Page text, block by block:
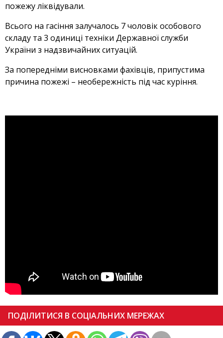
пожежу ліквідували.
Всього на гасіння залучалось 7 чоловік особового
складу та 3 одиниці техніки Державної служби
України з надзвичайних ситуацій.
За попередніми висновками фахівців, припустима
причина пожежі – необережність під час куріння.
ПОДІЛИТИСЯ В СОЦІАЛЬНИХ МЕРЕЖАХ